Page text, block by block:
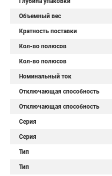
Объемный вес
Кратность поставки
Кол-во полюсов
Кол-во полюсов
Номинальный ток
Отключающая способность
Отключающая способность
Серия
Серия
Тип
Тип